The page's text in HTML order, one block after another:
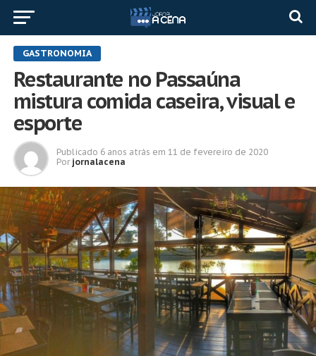
GASTRONOMIA
Restaurante no Passaúna
mistura comida caseira, visual e
esporte
Publicado 6 anos atrás em 11 de fevereiro de 2020
Por jornalacena